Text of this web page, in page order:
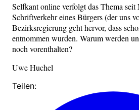
Selfkant online verfolgt das Thema
Schriftverkehr eines Bürgers (der uns
Bezirksregierung geht hervor, dass
entnommen wurden. Warum werden
noch vorenthalten?
Uwe Huchel
Teilen: